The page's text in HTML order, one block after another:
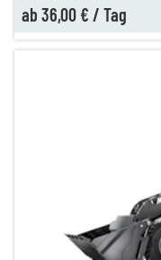
ab 36,00 € / Tag